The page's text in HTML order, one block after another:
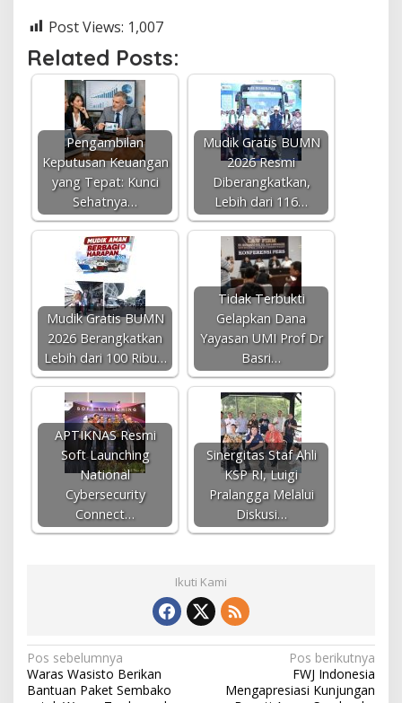
Post Views: 1,007
Related Posts:
Pengambilan
Keputusan Keuangan
yang Tepat: Kunci
Sehatnya…
Mudik Gratis BUMN
2026 Resmi
Diberangkatkan,
Lebih dari 116…
Mudik Gratis BUMN
2026 Berangkatkan
Lebih dari 100 Ribu…
Tidak Terbukti
Gelapkan Dana
Yayasan UMI Prof Dr
Basri…
APTIKNAS Resmi
Soft Launching
National
Cybersecurity
Connect…
Sinergitas Staf Ahli
KSP RI, Luigi
Pralangga Melalui
Diskusi…
Ikuti Kami
N
a
Pos sebelumnya
Waras Wasisto Berikan
Bantuan Paket Sembako
Pos berikutnya
FWJ Indonesia
Mengapresiasi Kunjungan